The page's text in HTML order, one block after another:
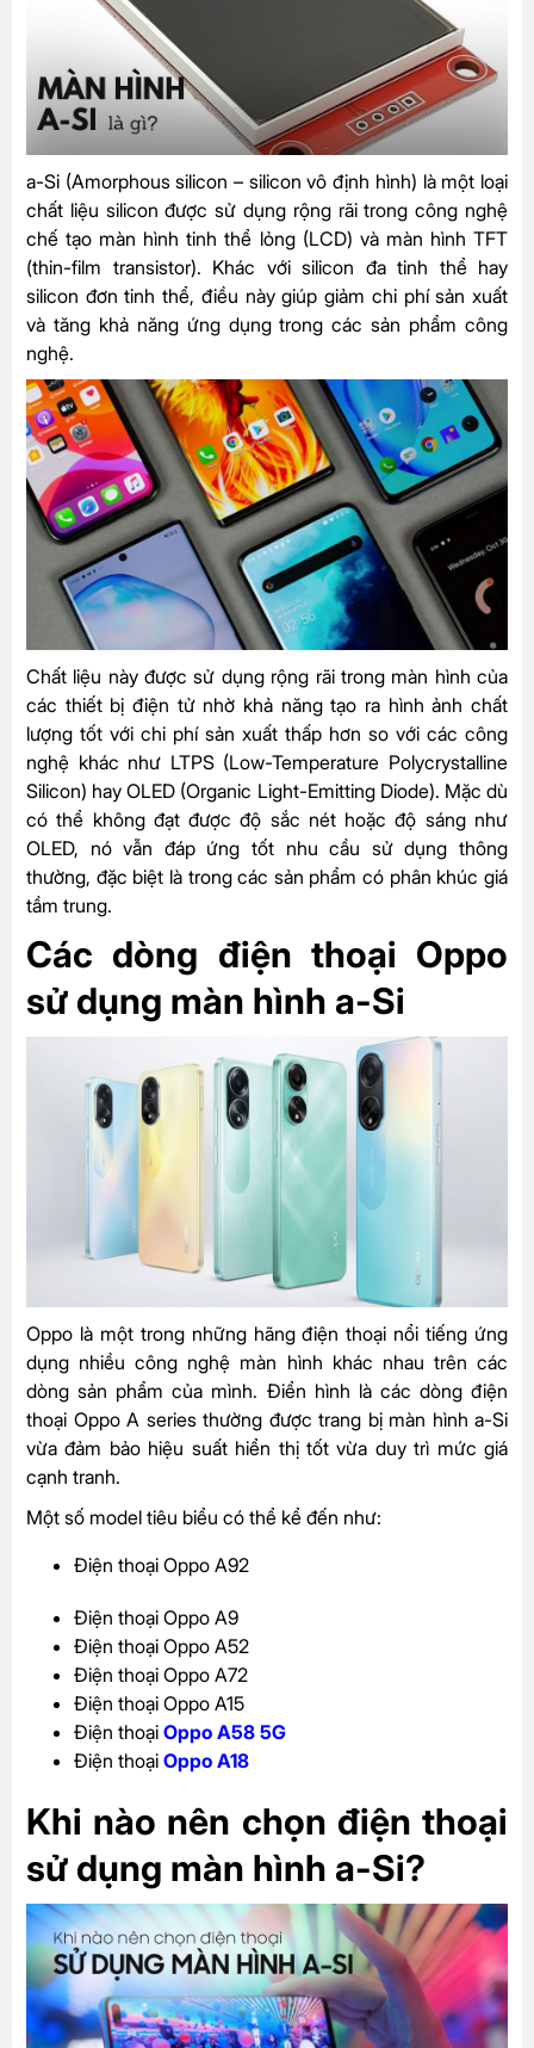
a-Si (Amorphous silicon – silicon vô định hình) là một loại
chất liệu silicon được sử dụng rộng rãi trong công nghệ
chế tạo màn hình tinh thể lỏng (LCD) và màn hình TFT
(thin-film transistor). Khác với silicon đa tinh thể hay
silicon đơn tinh thể, điều này giúp giảm chi phí sản xuất
và tăng khả năng ứng dụng trong các sản phẩm công
nghệ.
Chất liệu này được sử dụng rộng rãi trong màn hình của
các thiết bị điện tử nhờ khả năng tạo ra hình ảnh chất
lượng tốt với chi phí sản xuất thấp hơn so với các công
nghệ khác như LTPS (Low-Temperature Polycrystalline
Silicon) hay OLED (Organic Light-Emitting Diode). Mặc dù
có thể không đạt được độ sắc nét hoặc độ sáng như
OLED, nó vẫn đáp ứng tốt nhu cầu sử dụng thông
thường, đặc biệt là trong các sản phẩm có phân khúc giá
tầm trung.
Các dòng điện thoại Oppo
sử dụng màn hình a-Si
Oppo là một trong những hãng điện thoại nổi tiếng ứng
dụng nhiều công nghệ màn hình khác nhau trên các
dòng sản phẩm của mình. Điển hình là các dòng điện
thoại Oppo A series thường được trang bị màn hình a-Si
vừa đảm bảo hiệu suất hiển thị tốt vừa duy trì mức giá
cạnh tranh.
Một số model tiêu biểu có thể kể đến như:
Điện thoại Oppo A92
Điện thoại Oppo A9
Điện thoại Oppo A52
Điện thoại Oppo A72
Điện thoại Oppo A15
Điện thoại Oppo A58 5G
Điện thoại Oppo A18
Khi nào nên chọn điện thoại
sử dụng màn hình a-Si?